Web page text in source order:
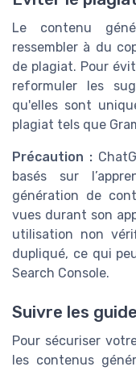
Le contenu
ressembler à du
de plagiat. Pour
reformuler les
qu'elles sont
plagiat tels que
Précaution :
basés sur
génération de
vues durant son
utilisation non
dupliqué, ce qui
Search Console.
Suivre les
Pour sécuriser
les contenus